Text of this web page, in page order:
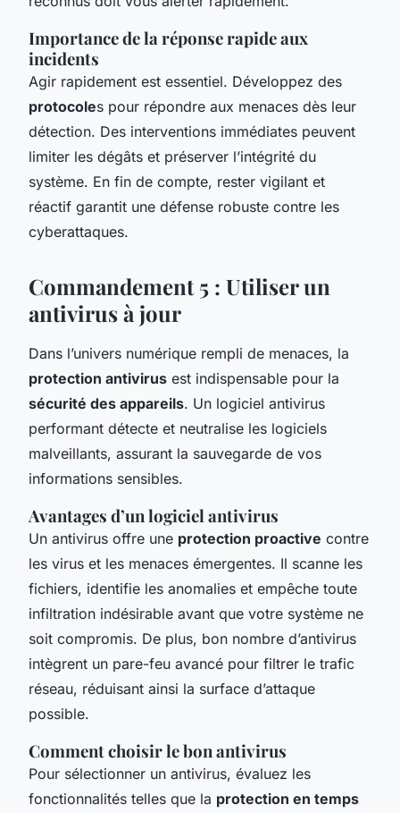
Importance de la réponse rapide aux
incidents
Agir rapidement est essentiel. Développez des
protocoles pour répondre aux menaces dès leur
détection. Des interventions immédiates peuvent
limiter les dégâts et préserver l’intégrité du
système. En fin de compte, rester vigilant et
réactif garantit une défense robuste contre les
cyberattaques.
Commandement 5 : Utiliser un
antivirus à jour
Dans l’univers numérique rempli de menaces, la
protection antivirus est indispensable pour la
sécurité des appareils. Un logiciel antivirus
performant détecte et neutralise les logiciels
malveillants, assurant la sauvegarde de vos
informations sensibles.
Avantages d’un logiciel antivirus
Un antivirus offre une protection proactive contre
les virus et les menaces émergentes. Il scanne les
fichiers, identifie les anomalies et empêche toute
infiltration indésirable avant que votre système ne
soit compromis. De plus, bon nombre d’antivirus
intègrent un pare-feu avancé pour filtrer le trafic
réseau, réduisant ainsi la surface d’attaque
possible.
Comment choisir le bon antivirus
Pour sélectionner un antivirus, évaluez les
fonctionnalités telles que la protection en temps